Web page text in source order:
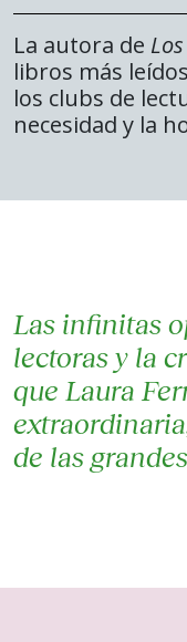
La autora de
libros más
los clubs de
necesidad y la
Las infinitas
lectoras y la
que Laura
de las